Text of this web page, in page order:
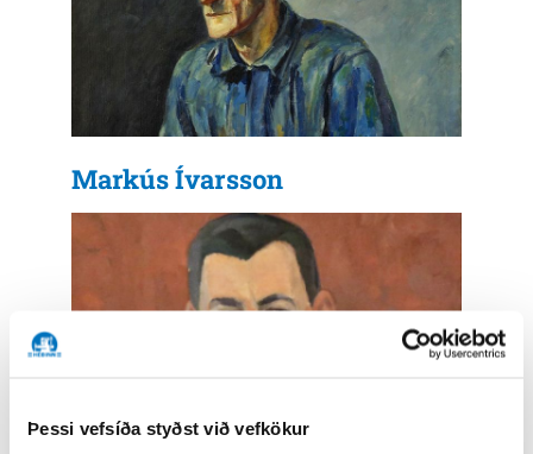
Þessi vefsíða styðst við vefkökur
Markús Ívarsson